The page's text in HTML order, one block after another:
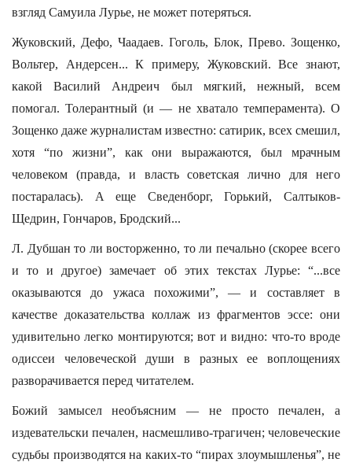
взгляд Самуила Лурье, не может потеряться.
Жуковский, Дефо, Чаадаев. Гоголь, Блок, Прево. Зощенко,
Вольтер, Андерсен... К примеру, Жуковский. Все знают,
какой Василий Андреич был мягкий, нежный, всем
помогал. Толерантный (и — не хватало темперамента). О
Зощенко даже журналистам известно: сатирик, всех смешил,
хотя “по жизни”, как они выражаются, был мрачным
человеком (правда, и власть советская лично для него
постаралась). А еще Сведенборг, Горький, Салтыков-
Щедрин, Гончаров, Бродский...
Л. Дубшан то ли восторженно, то ли печально (скорее всего
и то и другое) замечает об этих текстах Лурье: “...все
оказываются до ужаса похожими”, — и составляет в
качестве доказательства коллаж из фрагментов эссе: они
удивительно легко монтируются; вот и видно: что-то вроде
одиссеи человеческой души в разных ее воплощениях
разворачивается перед читателем.
Божий замысел необъясним — не просто печален, а
издевательски печален, насмешливо-трагичен; человеческие
судьбы производятся на каких-то “пирах злоумышленья”, не